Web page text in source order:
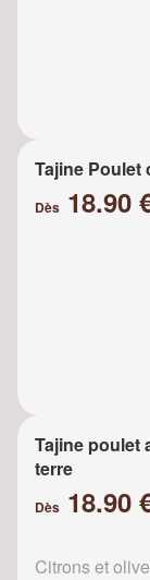
Tajine Poulet
Dès 18.90
Tajine poulet
terre
Dès 18.90
Citrons et